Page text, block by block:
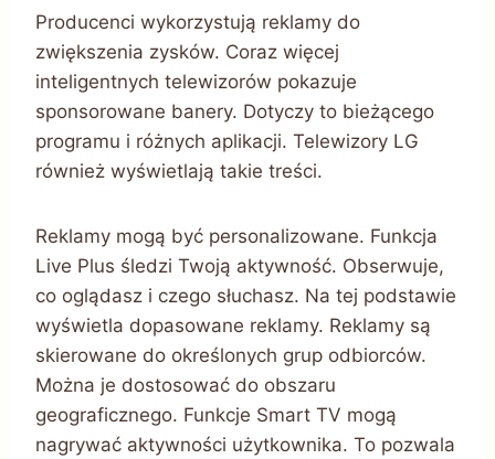
Producenci wykorzystują reklamy do
zwiększenia zysków. Coraz więcej
inteligentnych telewizorów pokazuje
sponsorowane banery. Dotyczy to bieżącego
programu i różnych aplikacji. Telewizory LG
również wyświetlają takie treści.
Reklamy mogą być personalizowane. Funkcja
Live Plus śledzi Twoją aktywność. Obserwuje,
co oglądasz i czego słuchasz. Na tej podstawie
wyświetla dopasowane reklamy. Reklamy są
skierowane do określonych grup odbiorców.
Można je dostosować do obszaru
geograficznego. Funkcje Smart TV mogą
nagrywać aktywności użytkownika. To pozwala